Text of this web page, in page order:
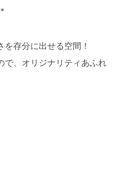
＊
存分に出せる空間！
で、オリジナリティあふれ